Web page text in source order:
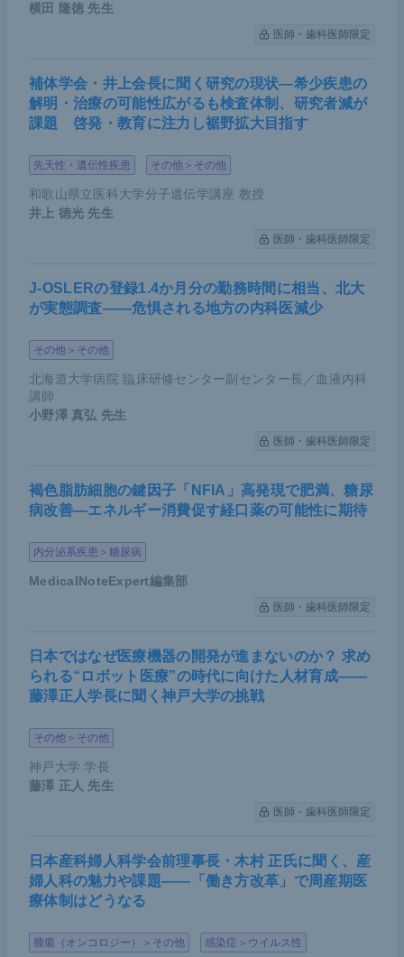
横田 隆徳 先生
医師・歯科医師限定
補体学会・井上会長に聞く研究の現状―希少疾患の
解明・治療の可能性広がるも検査体制、研究者減が
課題 啓発・教育に注力し裾野拡大目指す
先天性・遺伝性疾患 その他＞その他
和歌山県立医科大学分子遺伝学講座 教授
井上 徳光 先生
医師・歯科医師限定
J-OSLERの登録1.4か月分の勤務時間に相当、北大
が実態調査――危惧される地方の内科医減少
その他＞その他
北海道大学病院 臨床研修センター副センター長／血液内科
講師
小野澤 真弘 先生
医師・歯科医師限定
褐色脂肪細胞の鍵因子「NFIA」高発現で肥満、糖尿
病改善―エネルギー消費促す経口薬の可能性に期待
内分泌系疾患＞糖尿病
MedicalNoteExpert編集部
医師・歯科医師限定
日本ではなぜ医療機器の開発が進まないのか？ 求め
られる“ロボット医療”の時代に向けた人材育成――
藤澤正人学長に聞く神戸大学の挑戦
その他＞その他
神戸大学 学長
藤澤 正人 先生
医師・歯科医師限定
日本産科婦人科学会前理事長・木村 正氏に聞く、産
婦人科の魅力や課題――「働き方改革」で周産期医
療体制はどうなる
腫瘍（オンコロジー）＞その他 感染症＞ウイルス性